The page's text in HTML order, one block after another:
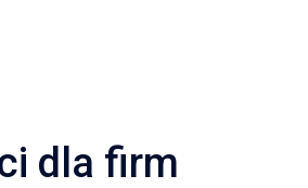
dla firm